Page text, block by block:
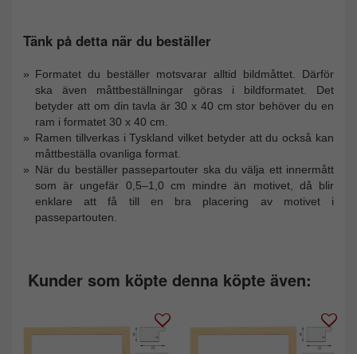
Tänk på detta när du beställer
Formatet du beställer motsvarar alltid bildmåttet. Därför
ska även måttbeställningar göras i bildformatet. Det
betyder att om din tavla är 30 x 40 cm stor behöver du en
ram i formatet 30 x 40 cm.
Ramen tillverkas i Tyskland vilket betyder att du också kan
måttbeställa ovanliga format.
När du beställer passepartouter ska du välja ett innermått
som är ungefär 0,5–1,0 cm mindre än motivet, då blir
enklare att få till en bra placering av motivet i
passepartouten.
Kunder som köpte denna köpte även: